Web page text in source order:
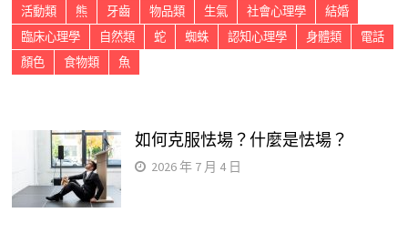
活動類
熊 牙齒 物品類 生氣 社會心理學
結婚
臨床心理學
自然類 蛇 蜘蛛 認知心理學 身體類
電話
顏色
食物類 魚
如何克服怯場？什麼是怯場？
2026 年 7 月 4 日